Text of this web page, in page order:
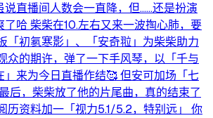
直播间人数会一直降，但……还是扮演
哈 柴柴在10.左右又来一波掏心肺，要
「初氡寒影」、「安奇翋」为柴柴助力
众的期许，弹了一下手风琴，以「千与
」来为今日直播作结🥰 但安可加场「七
后，柴柴放了他的片尾曲，真的结束了
历资料加一「视力5.1/5.2，特别远」 你